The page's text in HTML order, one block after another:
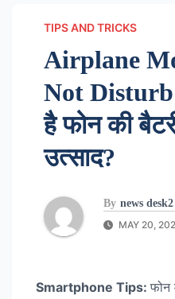
TIPS AND TRICKS
Airplane
Not
है फोन की
उत्साद?
By news desk2
MAY 20,
Smartphone Tips: फोन